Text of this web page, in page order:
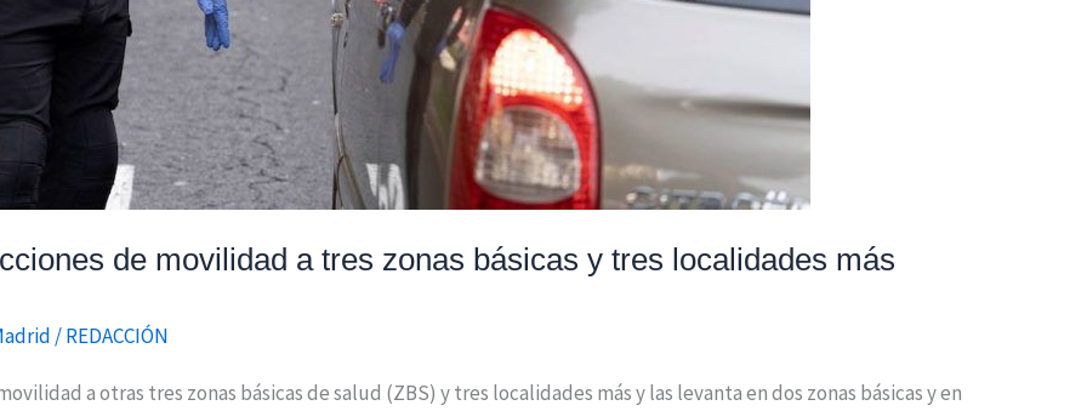
de movilidad a tres zonas básicas y tres localidades más
/REDACCIÓN
a otras tres zonas básicas de salud (ZBS) y tres localidades más y las levanta en dos zonas básicas y en